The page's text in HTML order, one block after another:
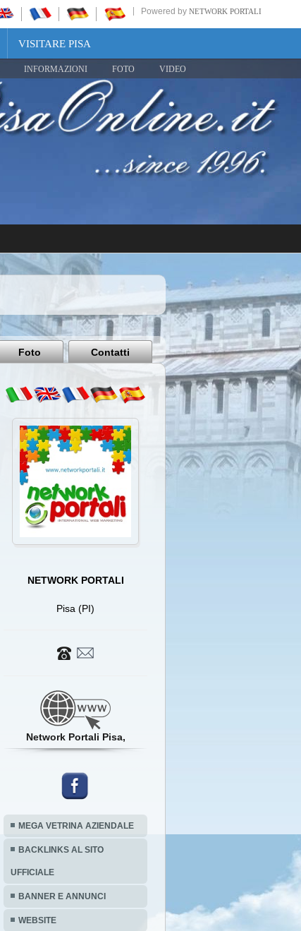
Powered by NETWORK PORTALI
VISITARE PISA
INFORMAZIONI FOTO VIDEO
Share
Pisa
Italy
Foto Contatti
NETWORK PORTALI
Pisa (PI)
Network Portali Pisa,
MEGA VETRINA AZIENDALE
BACKLINKS AL SITO
UFFICIALE
BANNER E ANNUNCI
WEBSITE